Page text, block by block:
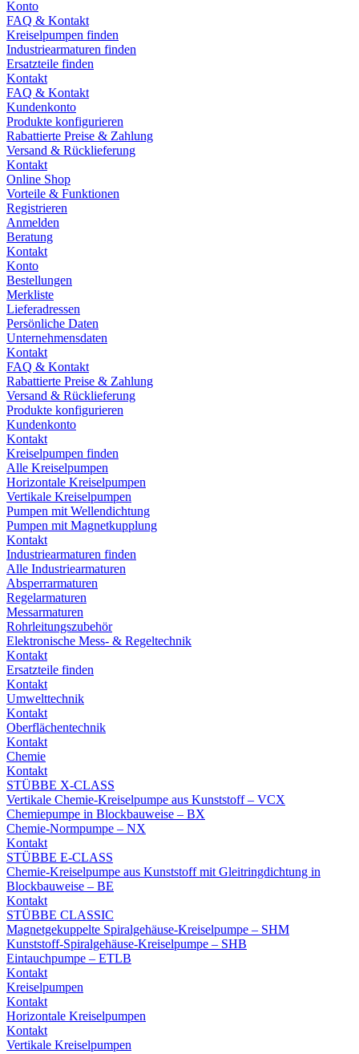
Konto
FAQ & Kontakt
Kreiselpumpen finden
Industriearmaturen finden
Ersatzteile finden
Kontakt
FAQ & Kontakt
Kundenkonto
Produkte konfigurieren
Rabattierte Preise & Zahlung
Versand & Rücklieferung
Kontakt
Online Shop
Vorteile & Funktionen
Registrieren
Anmelden
Beratung
Kontakt
Konto
Bestellungen
Merkliste
Lieferadressen
Persönliche Daten
Unternehmensdaten
Kontakt
FAQ & Kontakt
Rabattierte Preise & Zahlung
Versand & Rücklieferung
Produkte konfigurieren
Kundenkonto
Kontakt
Kreiselpumpen finden
Alle Kreiselpumpen
Horizontale Kreiselpumpen
Vertikale Kreiselpumpen
Pumpen mit Wellendichtung
Pumpen mit Magnetkupplung
Kontakt
Industriearmaturen finden
Alle Industriearmaturen
Absperrarmaturen
Regelarmaturen
Messarmaturen
Rohrleitungszubehör
Elektronische Mess- & Regeltechnik
Kontakt
Ersatzteile finden
Kontakt
Umwelttechnik
Kontakt
Oberflächentechnik
Kontakt
Chemie
Kontakt
STÜBBE X-CLASS
Vertikale Chemie-Kreiselpumpe aus Kunststoff – VCX
Chemiepumpe in Blockbauweise – BX
Chemie-Normpumpe – NX
Kontakt
STÜBBE E-CLASS
Chemie-Kreiselpumpe aus Kunststoff mit Gleitringdichtung in
Blockbauweise – BE
Kontakt
STÜBBE CLASSIC
Magnetgekuppelte Spiralgehäuse-Kreiselpumpe – SHM
Kunststoff-Spiralgehäuse-Kreiselpumpe – SHB
Eintauchpumpe – ETLB
Kontakt
Kreiselpumpen
Kontakt
Horizontale Kreiselpumpen
Kontakt
Vertikale Kreiselpumpen